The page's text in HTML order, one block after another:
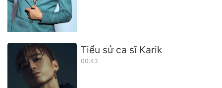
Tiểu sử ca sĩ Karik
00:43